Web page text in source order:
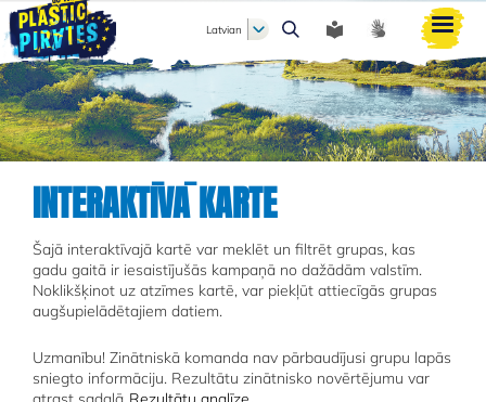
Meklēt
Latvian
INTERAKTĪVĀ KARTE
Šajā interaktīvajā kartē var meklēt un filtrēt grupas, kas
gadu gaitā ir iesaistījušās kampaņā no dažādām valstīm.
Noklikšķinot uz atzīmes kartē, var piekļūt attiecīgās grupas
augšupielādētajiem datiem.
Uzmanību! Zinātniskā komanda nav pārbaudījusi grupu lapās
sniegto informāciju. Rezultātu zinātnisko novērtējumu var